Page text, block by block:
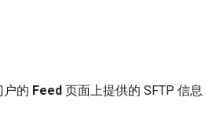
户的 Feed 页面上提供的 SFTP 信息